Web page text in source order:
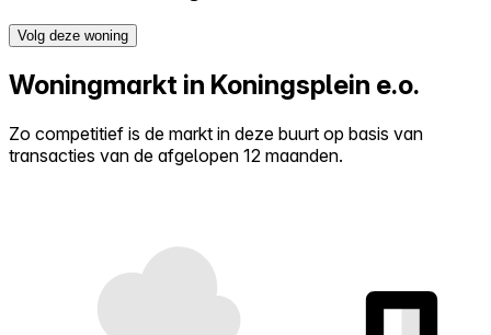
Volg deze woning
Woningmarkt in Koningsplein e.o.
Zo competitief is de markt in deze buurt op basis van
transacties van de afgelopen 12 maanden.